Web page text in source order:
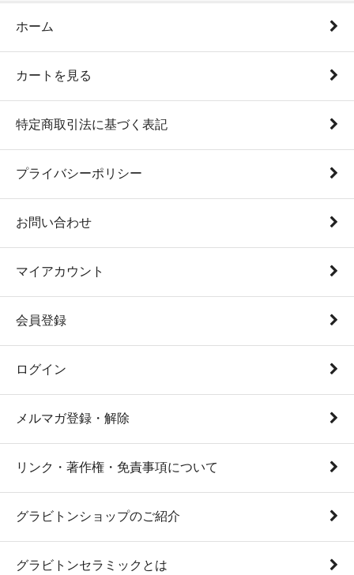
ホーム
カートを見る
特定商取引法に基づく表記
プライバシーポリシー
お問い合わせ
マイアカウント
会員登録
ログイン
メルマガ登録・解除
リンク・著作権・免責事項について
グラビトンショップのご紹介
グラビトンセラミックとは